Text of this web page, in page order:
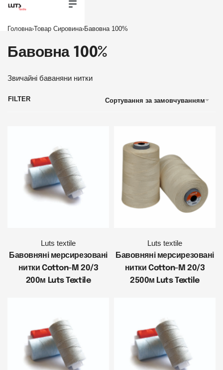
Головна›Товар Сировина›Бавовна 100%
Бавовна 100%
Звичайні баваняни нитки
Сортування за замовчуванням
FILTER
Luts textile
Бавовняні мерсирезовані
нитки Cotton-M 20/3
200м Luts Textile
Luts textile
Бавовняні мерсирезовані
нитки Cotton-M 20/3
2500м Luts Textile